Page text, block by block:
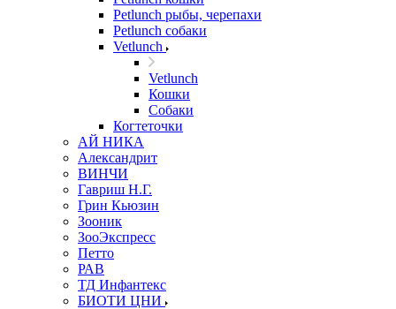
Petlunch рыбы, черепахи
Petlunch собаки
Vetlunch
Vetlunch
Кошки
Собаки
Когтеточки
АЙ НИКА
Александрит
ВИНЧИ
Гавриш Н.Г.
Грин Кьюзин
Зооник
ЗооЭкспресс
Петто
РАВ
ТД Инфантекс
БИОТИ ЦНИ